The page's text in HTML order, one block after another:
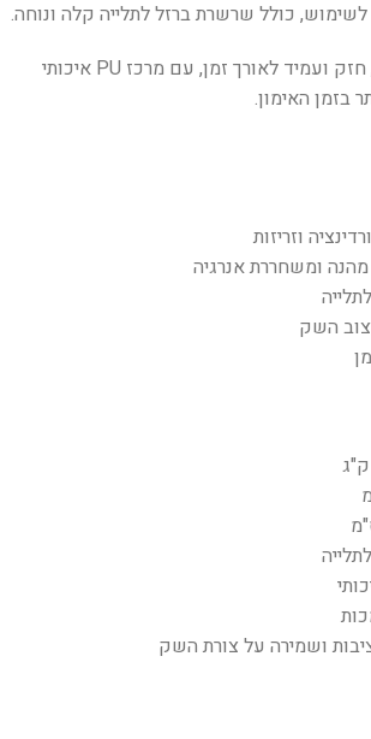
כולל שרשרת ברזל לתלייה קלה ונוחה.
עשוי ציפוי PVC עבה, חזק ועמיד לאורך זמן, עם מרכז PU איכותי
בזמן האימון.
וזריזות
ומשחררת אנרגיה
השק
ושמירה על צורת השק